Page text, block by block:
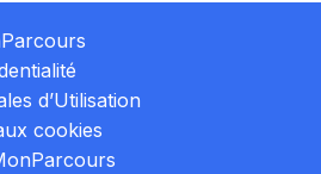
d’Utilisation
cookies